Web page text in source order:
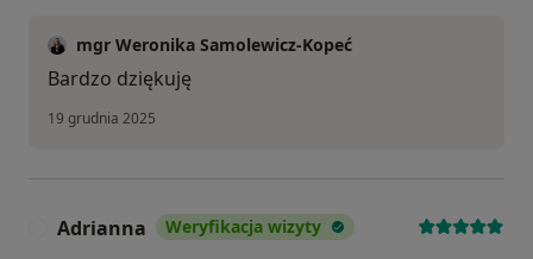
mgr Weronika Samolewicz-Kopeć
Bardzo dziękuję
19 grudnia 2025
Adrianna Weryfikacja wizyty